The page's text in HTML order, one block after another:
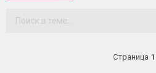
ФОРУМ
Страница 1